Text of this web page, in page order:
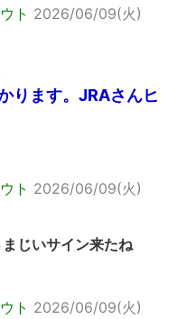
ト 2026/06/09(火)
ります。JRAさんヒ
ト 2026/06/09(火)
じいサイン来たね
ト 2026/06/09(火)